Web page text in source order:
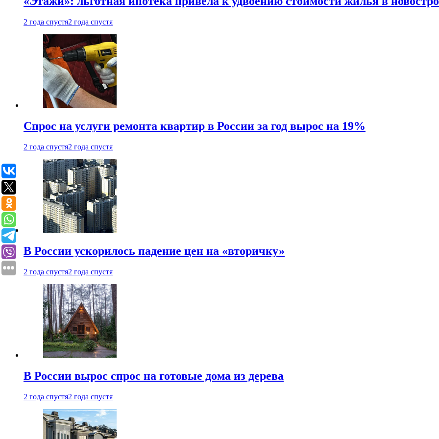
2 года спустя2 года спустя
Спрос на услуги ремонта квартир в России за год вырос на 19%
2 года спустя2 года спустя
В России ускорилось падение цен на «вторичку»
2 года спустя2 года спустя
В России вырос спрос на готовые дома из дерева
2 года спустя2 года спустя